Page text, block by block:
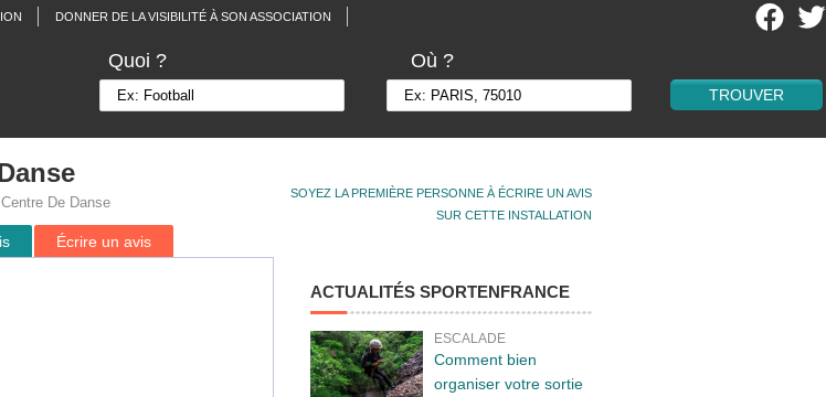
DONNER DE LA VISIBILITÉ À SON ASSOCIATION
Quoi ? Où ?
SOYEZ LA PREMIÈRE PERSONNE À ÉCRIRE UN AVIS
SUR CETTE INSTALLATION
De Danse
Écrire un avis
ACTUALITÉS SPORTENFRANCE
ESCALADE
Comment bien
organiser votre sortie